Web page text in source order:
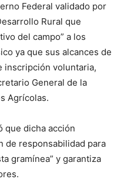
Federal validado por
Rural que
del campo” a los
ya que sus alcances de
inscripción voluntaria,
General de la
Agrícolas.
que dicha acción
de responsabilidad para
gramínea” y garantiza